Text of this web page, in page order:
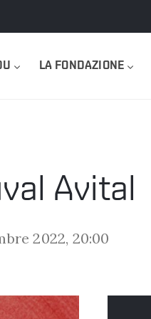
LA FONDAZIONE
Avital
2022, 20:00